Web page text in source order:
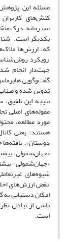
مسئله این
کنش‌های
محترمانه، درک
یکدیگر است.
که، ارزش‌ها
رویکرد
جهت‌دار انجام
گفت‌وگویی
تدوین شده و
نتیجه این
مقوله‌های اصلی
مورد مطالعه،
هستند؛ یعنی
دوستان».
«جهان‌شمولی»
«جهان‌شمولی»
شیوه‌های
نقض ارزش‌های
امکان دستیابی
ناشی از تبادل
است.